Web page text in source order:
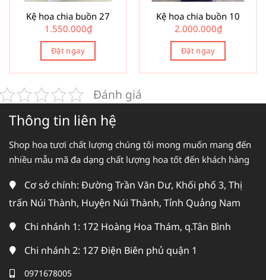
Kệ hoa chia buồn 27
1.550.000₫
Đặt ngay
Kệ hoa chia buồn 10
2.000.000₫
Đặt ngay
Đánh giá
Thông tin liên hệ
Shop hoa tươi chất lượng chúng tôi mong muốn mang đến
nhiều mẫu mã đa dạng chất lượng hoa tốt đến khách hàng
Cơ sở chính: Đường Trần Văn Dư, Khối phố 3, Thị
trấn Núi Thành, Huyện Núi Thành, Tỉnh Quảng Nam
Chi nhánh 1: 172 Hoàng Hoa Thám, q.Tân Bình
Chi nhánh 2: 127 Điện Biên phủ quận 1
0971678005